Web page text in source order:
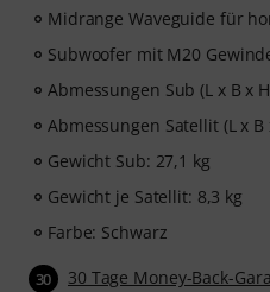
Midrange Waveguide für
Subwoofer mit M20
Abmessungen Sub (L x B x
Abmessungen Satellit (L x
Gewicht Sub: 27,1 kg
Gewicht je Satellit: 8,3 kg
Farbe: Schwarz
30 30 Tage Money-Back-